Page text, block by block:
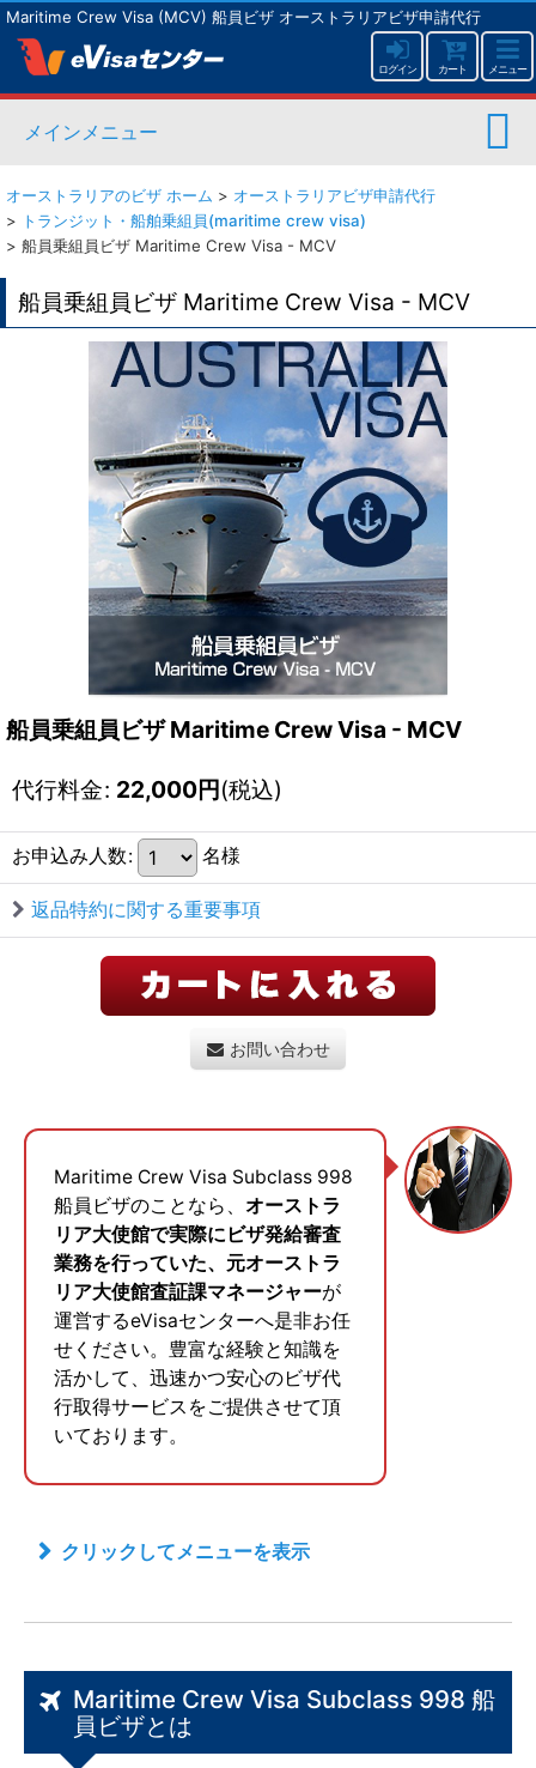
Maritime Crew Visa (MCV) 船員ビザ オーストラリアビザ申請代行
ログイン カート メニュー
メインメニュー
オーストラリアのビザ ホーム > オーストラリアビザ申請代行
> トランジット・船舶乗組員(maritime crew visa)
> 船員乗組員ビザ Maritime Crew Visa - MCV
船員乗組員ビザ Maritime Crew Visa - MCV
船員乗組員ビザ Maritime Crew Visa - MCV
代行料金: 22,000円(税込)
お申込み人数: 名様
返品特約に関する重要事項
お問い合わせ
Maritime Crew Visa Subclass 998
船員ビザのことなら、 オーストラ
リア大使館で実際にビザ発給審査
業務を行っていた、元オーストラ
リア大使館査証課マネージャーが
運営するeVisaセンターへ是非お任
せください。豊富な経験と知識を
活かして、迅速かつ安心のビザ代
行取得サービスをご提供させて頂
いております。
クリックしてメニューを表示
Maritime Crew Visa Subclass 998 船員ビザと
は
Maritime Crew Visa Subclass 998 船
員ビザとは